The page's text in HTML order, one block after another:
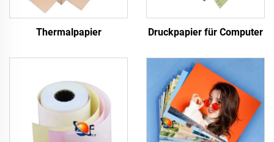
Thermalpapier Druckpapier für Computer